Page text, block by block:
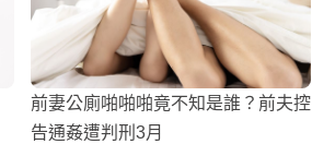
前妻公廁啪啪啪竟不知是誰？前夫控
告通姦遭判刑3月